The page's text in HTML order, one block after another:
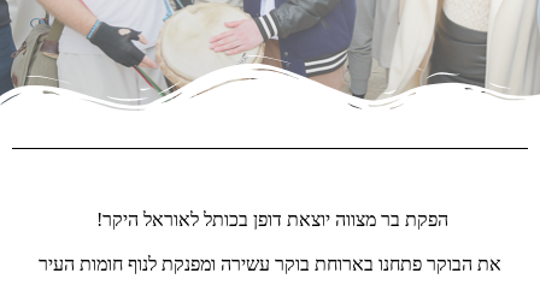
הפקת בר מצווה יוצאת דופן בכותל לאוראל היקר!
את הבוקר פתחנו בארוחת בוקר עשירה ומפנקת לנוף חומות העיר